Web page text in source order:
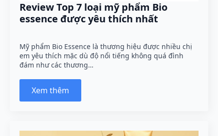
Review Top 7 loại mỹ phẩm Bio
essence được yêu thích nhất
Mỹ phẩm Bio Essence là thương hiệu được nhiều chị
em yêu thích mặc dù độ nổi tiếng không quá đình
đám như các thương…
Xem thêm